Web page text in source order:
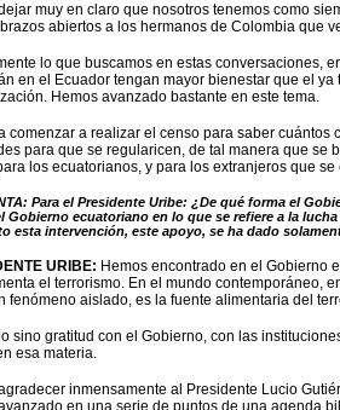
muy en claro que nosotros tenemos como
abiertos a los hermanos de Colombia que
lo que buscamos en estas conversaciones,
en el Ecuador tengan mayor bienestar que el
Hemos avanzado bastante en este tema.
comenzar a realizar el censo para saber
para que se regularicen, de tal manera que se
los ecuatorianos, y para los extranjeros que
Para el Presidente Uribe: ¿De qué forma el
Gobierno ecuatoriano en lo que se refiere a la
esta intervención, este apoyo, se ha dado
URIBE: Hemos encontrado en el Gobierno
el terrorismo. En el mundo contemporáneo,
fenómeno aislado, es la fuente alimentaria del
sino gratitud con el Gobierno, con las
esa materia.
inmensamente al Presidente Lucio
en una serie de puntos de una agenda